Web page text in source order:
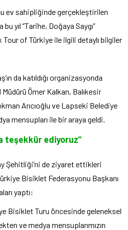
ev sahipliğinde gerçekleştirilen
yıl “Tarihe, Doğaya Saygı”
of Türkiye ile ilgili detaylı bilgiler
da katıldığı organizasyonda
Ömer Kalkan, Balıkesir
Arıcıoğlu ve Lapseki Belediye
mensupları ile bir araya geldi.
teşekkür ediyoruz”
Şehitliği’ni de ziyaret ettikleri
Bisiklet Federasyonu Başkanı
yaptı:
Bisiklet Turu öncesinde geleneksel
ve medya mensuplarımızın